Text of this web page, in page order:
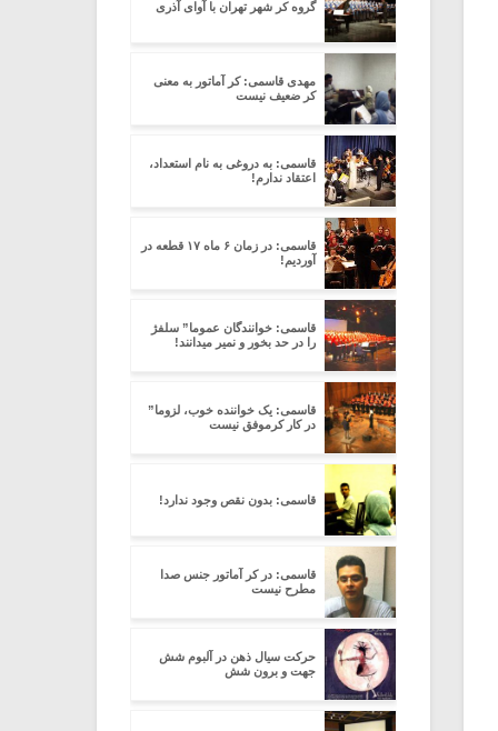
گروه کر شهر تهران با آوای آذری
مهدی قاسمی: کر آماتور به معنی
کر ضعیف نیست
قاسمی: به دروغی به نام استعداد،
اعتقاد ندارم!
قاسمی: در زمان ۶ ماه ۱۷ قطعه در
آوردیم!
قاسمی: خوانندگان عموما” سلفژ
را در حد بخور و نمیر میدانند!
قاسمی: یک خواننده خوب، لزوما”
در کار کرموفق نیست
قاسمی: بدون نقص وجود ندارد!
قاسمی: در کر آماتور جنس صدا
مطرح نیست
حرکت سیال ذهن در آلبوم شش
جهت و برون شش